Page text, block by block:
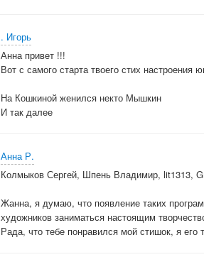
. Игорь
Анна привет !!!
Вот с самого старта твоего стих настроения
На Кошкиной женился некто Мышкин
И так далее
Анна Р.
Колмыков Сергей, Шпень Владимир, lit1313,
Жанна, я думаю, что появление таких
художников заниматься настоящим
Рада, что тебе понравился мой стишок, я